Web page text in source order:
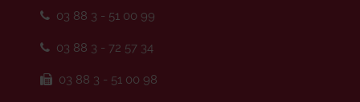
03 88 3 - 51 00 99
03 88 3 - 72 57 34
03 88 3 - 51 00 98